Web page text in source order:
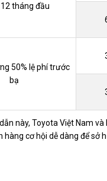
tháng đầu
50% lệ phí trước
bạ
này, Toyota Việt Nam và
cơ hội dễ dàng để sở